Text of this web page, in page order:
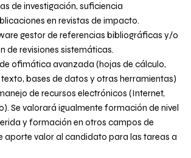
de investigación, suficiencia
en revistas de impacto.
gestor de referencias bibliográficas y/o
de revisiones sistemáticas.
ofimática avanzada (hojas de cálculo,
bases de datos y otras herramientas)
de recursos electrónicos (Internet,
Se valorará igualmente formación de nivel
y formación en otros campos de
aporte valor al candidato para las tareas a